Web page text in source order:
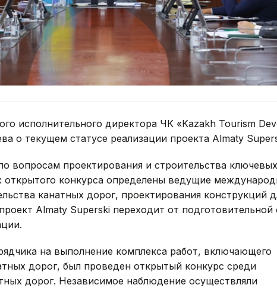
исполнительного директора ЧК «Kazakh Tourism
о текущем статусе реализации проекта Almaty
вопросам проектирования и строительства
открытого конкурса определены ведущие
канатных дорог, проектирования конструкций
Almaty Superski переходит от подготовительной
на выполнение комплекса работ, включающего
дорог, был проведен открытый конкурс среди
дорог. Независимое наблюдение осуществляли